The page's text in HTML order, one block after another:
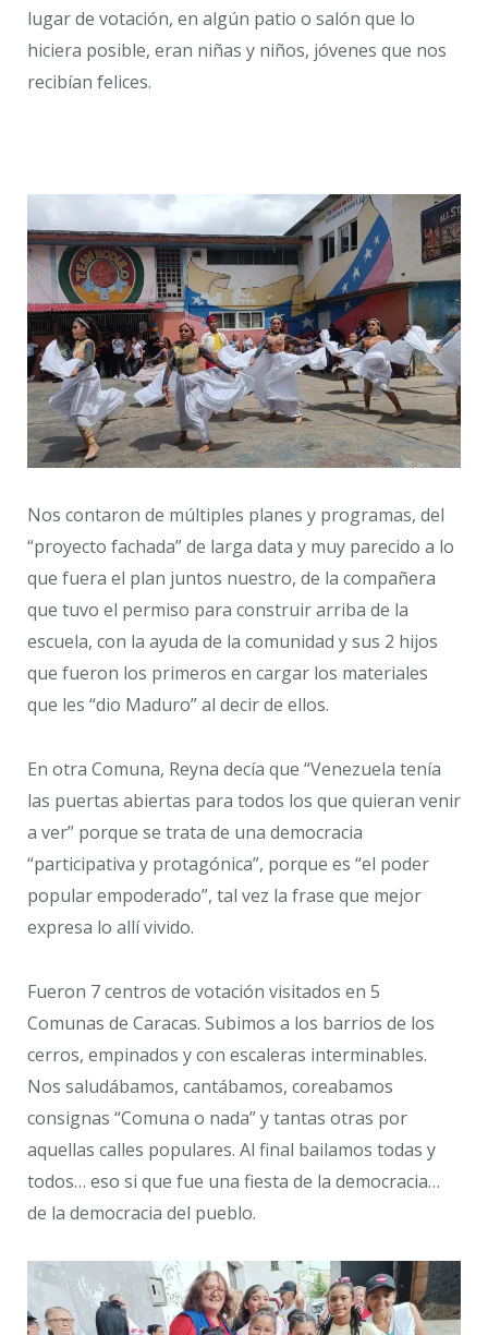
lugar de votación, en algún patio o salón que lo
hiciera posible, eran niñas y niños, jóvenes que nos
recibían felices.
Nos contaron de múltiples planes y programas, del
“proyecto fachada” de larga data y muy parecido a lo
que fuera el plan juntos nuestro, de la compañera
que tuvo el permiso para construir arriba de la
escuela, con la ayuda de la comunidad y sus 2 hijos
que fueron los primeros en cargar los materiales
que les “dio Maduro” al decir de ellos.
En otra Comuna, Reyna decía que “Venezuela tenía
las puertas abiertas para todos los que quieran venir
a ver” porque se trata de una democracia
“participativa y protagónica”, porque es “el poder
popular empoderado”, tal vez la frase que mejor
expresa lo allí vivido.
Fueron 7 centros de votación visitados en 5
Comunas de Caracas. Subimos a los barrios de los
cerros, empinados y con escaleras interminables.
Nos saludábamos, cantábamos, coreabamos
consignas “Comuna o nada” y tantas otras por
aquellas calles populares. Al final bailamos todas y
todos… eso si que fue una fiesta de la democracia…
de la democracia del pueblo.